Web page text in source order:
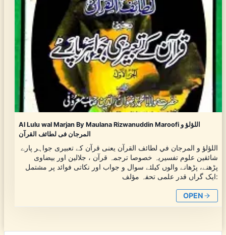
Al Lulu wal Marjan By Maulana Rizwanuddin Maroofi اللؤلؤ و
المرجان فی لطائف القرآن
اللؤلؤ و المرجان في لطائف القرآن یعنی قرآن کے تعبیری جواہر پارے
شائقین علوم تفسیریہ خصوصا ترجمہ قرآن ، جلالین اور بیضاوی
پڑھنے، پڑھانے والوں کیلئے سوال و جواب اور نکاتی فوائد پر مشتمل
ایک گراں قدر علمی تحفہ مؤلف:
OPEN